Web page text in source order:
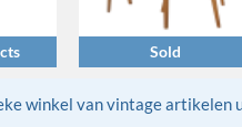
Sold
van vintage artikelen uit